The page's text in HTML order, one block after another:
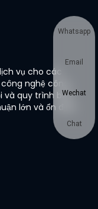
vụ cho các
nghệ công
và quy trình bảo
lớn và ổn định
Whatsapp
Email
Wechat
Chat